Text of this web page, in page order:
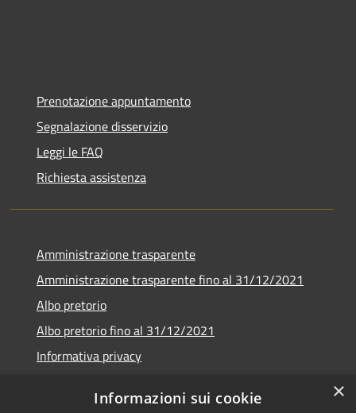
Prenotazione appuntamento
Segnalazione disservizio
Leggi le FAQ
Richiesta assistenza
Amministrazione trasparente
Amministrazione trasparente fino al 31/12/2021
Albo pretorio
Albo pretorio fino al 31/12/2021
Informativa privacy
Dichiarazione di accessibilità
×
Informazioni sui cookie